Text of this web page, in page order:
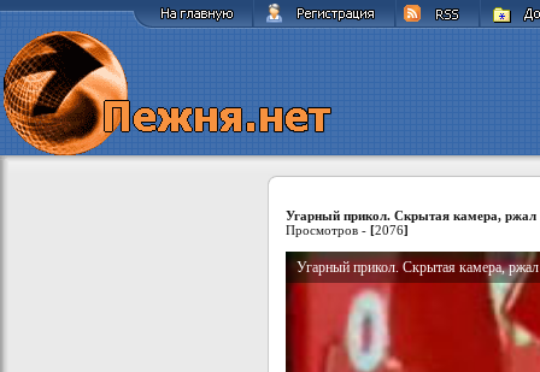
Угарный прикол. Скрытая камера, ржал
Просмотров - [2076]
Угарный прикол. Скрытая камера, ржал